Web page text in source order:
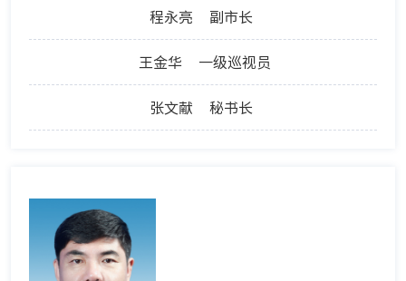
程永亮 副市长
王金华 一级巡视员
张文献 秘书长